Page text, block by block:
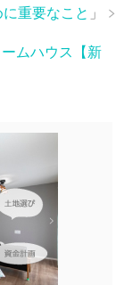
重要なこと 」
ムハウス【新